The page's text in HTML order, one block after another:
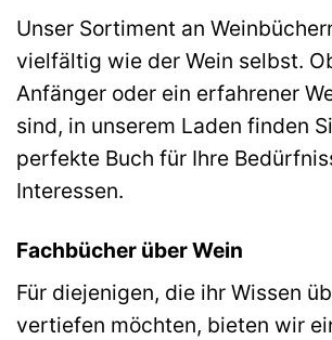
Unser Sortiment an
vielfältig wie der Wein selbst.
Anfänger oder ein erfahrener
sind, in unserem Laden finden
perfekte Buch für Ihre
Interessen.
Fachbücher über Wein
Für diejenigen, die ihr Wissen
vertiefen möchten, bieten wir